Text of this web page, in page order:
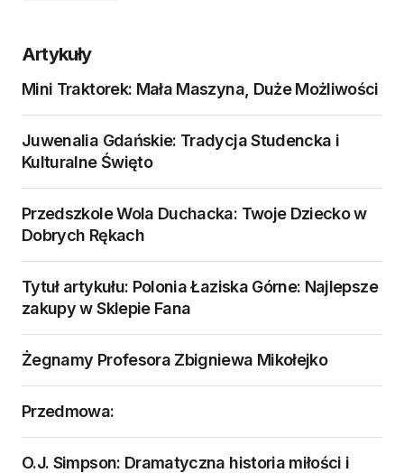
Artykuły
Mini Traktorek: Mała Maszyna, Duże Możliwości
Juwenalia Gdańskie: Tradycja Studencka i
Kulturalne Święto
Przedszkole Wola Duchacka: Twoje Dziecko w
Dobrych Rękach
Tytuł artykułu: Polonia Łaziska Górne: Najlepsze
zakupy w Sklepie Fana
Żegnamy Profesora Zbigniewa Mikołejko
Przedmowa:
O.J. Simpson: Dramatyczna historia miłości i